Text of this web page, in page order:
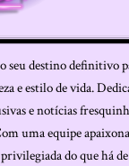
seu destino definitivo
e estilo de vida.
e notícias
uma equipe
do que há